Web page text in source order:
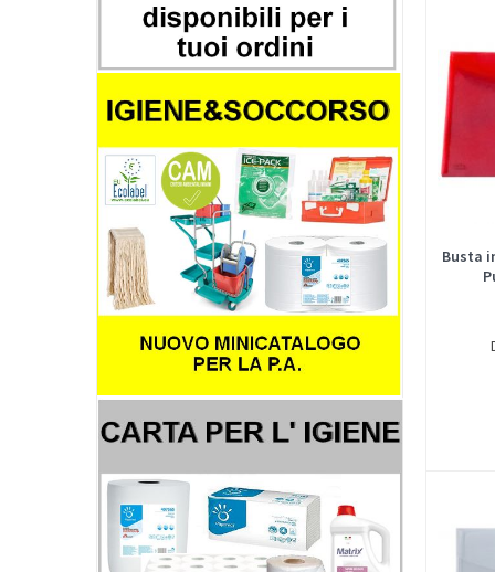
Busta